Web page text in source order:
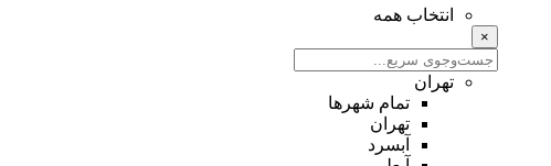
انتخاب همه
×
تهران
تمام شهر‌ها
تهران
آبسرد